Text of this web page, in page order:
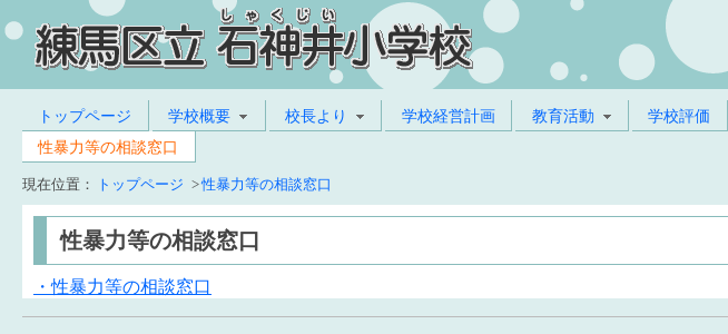
トップページ 学校概要 校長より 学校経営計画 教育活動 学校評価
性暴力等の相談窓口
現在位置： トップページ >性暴力等の相談窓口
性暴力等の相談窓口
・性暴力等の相談窓口